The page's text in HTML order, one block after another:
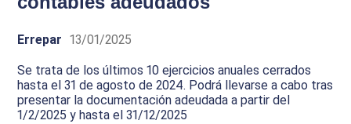
Errepar 13/01/2025
Se trata de los últimos 10 ejercicios anuales cerrados
hasta el 31 de agosto de 2024. Podrá llevarse a cabo tras
presentar la documentación adeudada a partir del
1/2/2025 y hasta el 31/12/2025